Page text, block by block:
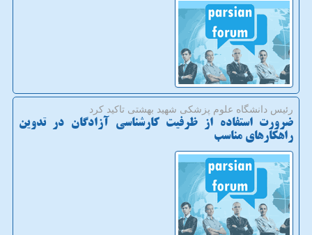
رئیس دانشگاه علوم پزشكی شهید بهشتی تاكید كرد
ضرورت استفاده از ظرفیت کارشناسی آزادگان در تدوین
راهکارهای مناسب